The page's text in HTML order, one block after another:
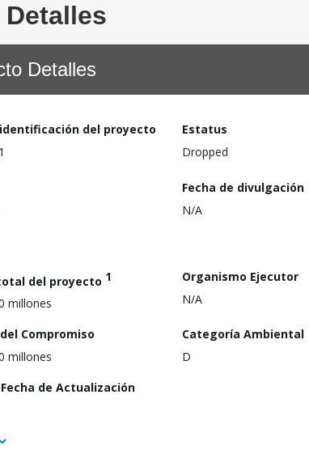
Detalles
Detalles
del proyecto
Estatus
Dropped
Fecha de divulgación
N/A
del proyecto 1
millones
Organismo Ejecutor
N/A
Compromiso
millones
Categoría Ambiental
D
de Actualización